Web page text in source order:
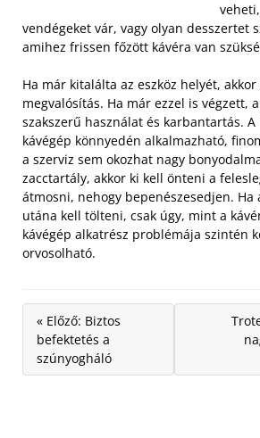
vendégeket vár, vagy olyan desszertet
amihez frissen főzött kávéra van
Ha már kitalálta az eszköz helyét,
megvalósítás. Ha már ezzel is végzett,
szakszerű használat és karbantartás. A
kávégép könnyedén alkalmazható,
a szerviz sem okozhat nagy
zacctartály, akkor ki kell önteni a
átmosni, nehogy bepenészesedjen. Ha
utána kell tölteni, csak úgy, mint a
kávégép alkatrész problémája szintén
orvosolható.
« Előző: Biztos
befektetés a
szúnyogháló